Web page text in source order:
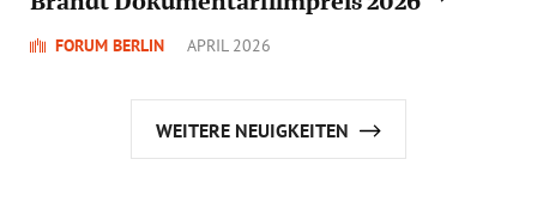
FORUM BERLIN APRIL 2026
WEITERE NEUIGKEITEN